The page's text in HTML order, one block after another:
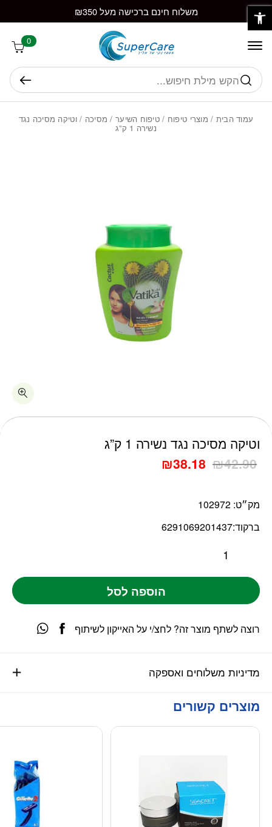
Skip to Content משלוח חינם ברכישה מעל ₪350
0
חיפוש
עמוד הבית / מוצרי טיפוח / טיפוח השיער / מסיכה / וטיקה מסיכה נגד
נשירה 1 ק”ג
וטיקה מסיכה נגד נשירה 1 ק”ג
₪42.90
₪38.18
מק״ט: 102972
ברקוד:6291069201437
כמות וטיקה מסיכה נגד נשירה 1 ק"ג
הוספה לסל
מדיניות משלוחים ואספקה
רוצה לשתף מוצר זה? לחצ/י על האייקון לשיתוף
מוצרים קשורים
בחזרה למעלה
פתח סרגל נגישות